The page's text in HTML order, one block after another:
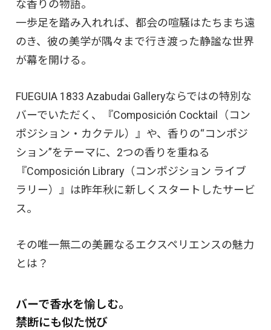
な香りの物語。
一歩足を踏み入れれば、都会の喧騒はたちまち遠
のき、彼の美学が隅々まで行き渡った静謐な世界
が幕を開ける。
FUEGUIA 1833 Azabudai Galleryならではの特別な
バーでいただく、『Composición Cocktail（コン
ポジション・カクテル）』や、香りの“コンポジ
ション”をテーマに、2つの香りを重ねる
『Composición Library（コンポジション ライブ
ラリー）』は昨年秋に新しくスタートしたサービ
ス。
その唯一無二の美麗なるエクスペリエンスの魅力
とは？
バーで香水を愉しむ。
禁断にも似た悦び